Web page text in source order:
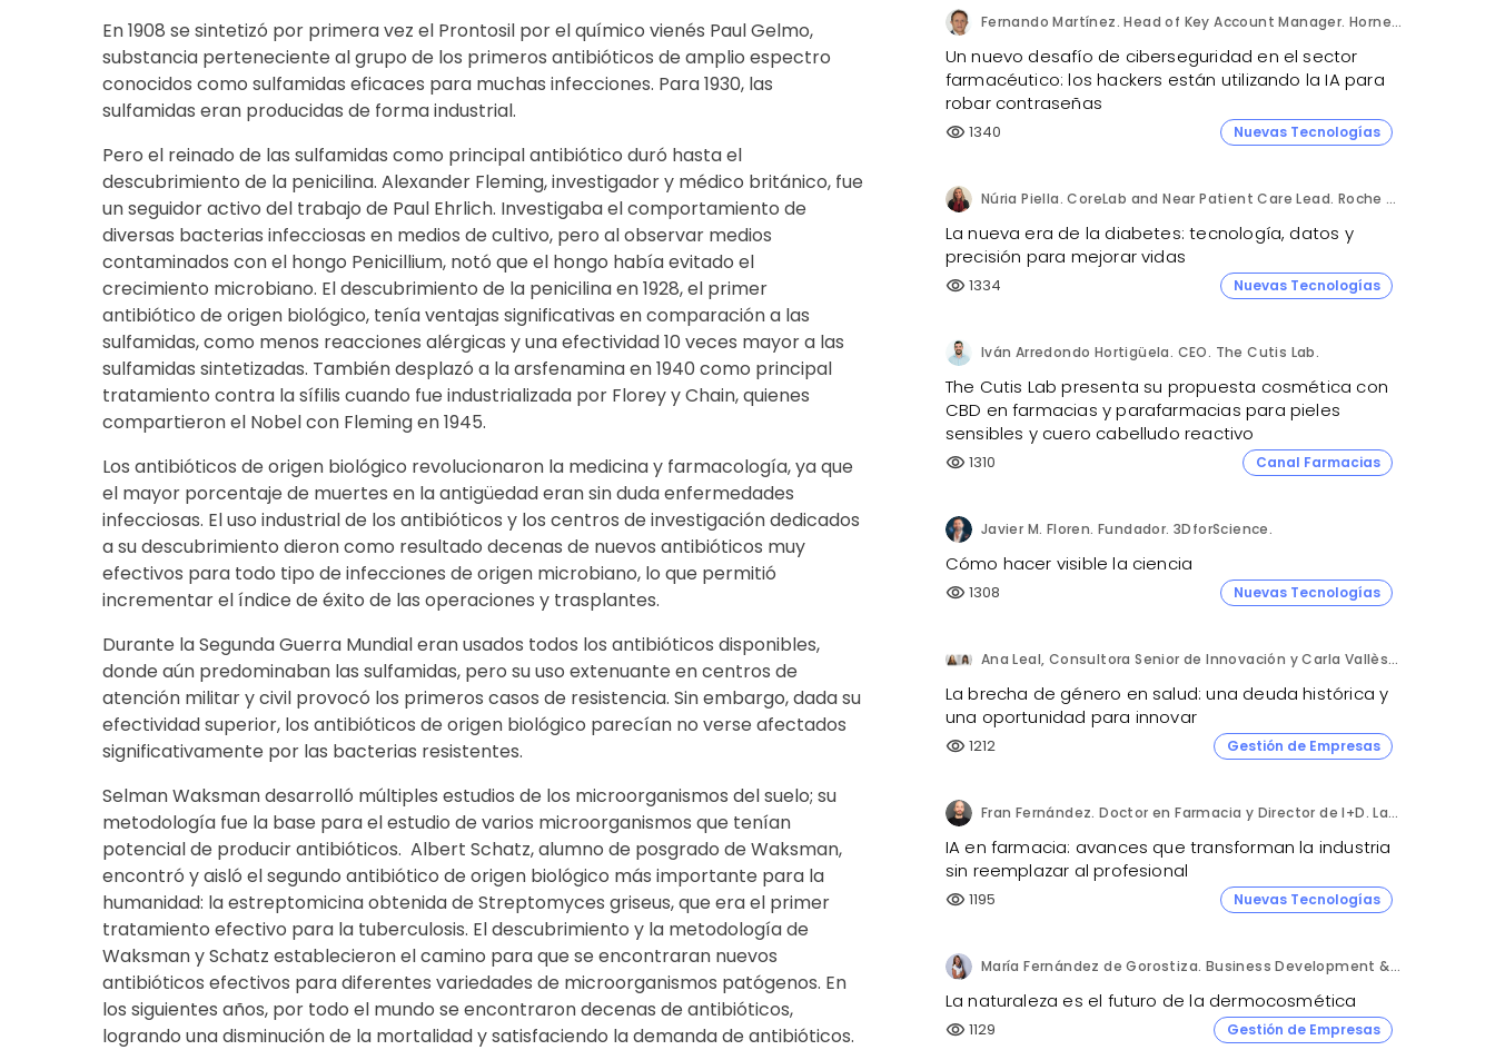
En 1908 se sintetizó por primera vez el Prontosil por el químico vienés Paul Gelmo,
substancia perteneciente al grupo de los primeros antibióticos de amplio espectro
conocidos como sulfamidas eficaces para muchas infecciones. Para 1930, las
sulfamidas eran producidas de forma industrial.
Pero el reinado de las sulfamidas como principal antibiótico duró hasta el
descubrimiento de la penicilina. Alexander Fleming, investigador y médico británico, fue
un seguidor activo del trabajo de Paul Ehrlich. Investigaba el comportamiento de
diversas bacterias infecciosas en medios de cultivo, pero al observar medios
contaminados con el hongo Penicillium, notó que el hongo había evitado el
crecimiento microbiano. El descubrimiento de la penicilina en 1928, el primer
antibiótico de origen biológico, tenía ventajas significativas en comparación a las
sulfamidas, como menos reacciones alérgicas y una efectividad 10 veces mayor a las
sulfamidas sintetizadas. También desplazó a la arsfenamina en 1940 como principal
tratamiento contra la sífilis cuando fue industrializada por Florey y Chain, quienes
compartieron el Nobel con Fleming en 1945.
Los antibióticos de origen biológico revolucionaron la medicina y farmacología, ya que
el mayor porcentaje de muertes en la antigüedad eran sin duda enfermedades
infecciosas. El uso industrial de los antibióticos y los centros de investigación dedicados
a su descubrimiento dieron como resultado decenas de nuevos antibióticos muy
efectivos para todo tipo de infecciones de origen microbiano, lo que permitió
incrementar el índice de éxito de las operaciones y trasplantes.
Durante la Segunda Guerra Mundial eran usados todos los antibióticos disponibles,
donde aún predominaban las sulfamidas, pero su uso extenuante en centros de
atención militar y civil provocó los primeros casos de resistencia. Sin embargo, dada su
efectividad superior, los antibióticos de origen biológico parecían no verse afectados
significativamente por las bacterias resistentes.
Selman Waksman desarrolló múltiples estudios de los microorganismos del suelo; su
metodología fue la base para el estudio de varios microorganismos que tenían
potencial de producir antibióticos. Albert Schatz, alumno de posgrado de Waksman,
encontró y aisló el segundo antibiótico de origen biológico más importante para la
humanidad: la estreptomicina obtenida de Streptomyces griseus, que era el primer
tratamiento efectivo para la tuberculosis. El descubrimiento y la metodología de
Waksman y Schatz establecieron el camino para que se encontraran nuevos
antibióticos efectivos para diferentes variedades de microorganismos patógenos. En
los siguientes años, por todo el mundo se encontraron decenas de antibióticos,
logrando una disminución de la mortalidad y satisfaciendo la demanda de antibióticos.
Fernando Martínez. Head of Key Account Manager. Hornetsecurity.
Un nuevo desafío de ciberseguridad en el sector
farmacéutico: los hackers están utilizando la IA para
robar contraseñas
visibility 1340 Nuevas Tecnologías
Núria Piella. CoreLab and Near Patient Care Lead. Roche Diagnostics España.
La nueva era de la diabetes: tecnología, datos y
precisión para mejorar vidas
visibility 1334 Nuevas Tecnologías
Iván Arredondo Hortigüela. CEO. The Cutis Lab.
The Cutis Lab presenta su propuesta cosmética con
CBD en farmacias y parafarmacias para pieles
sensibles y cuero cabelludo reactivo
visibility 1310 Canal Farmacias
Javier M. Floren. Fundador. 3DforScience.
Cómo hacer visible la ciencia
visibility 1308 Nuevas Tecnologías
Ana Leal, Consultora Senior de Innovación y Carla Vallès, Manager. ANIMA.
La brecha de género en salud: una deuda histórica y
una oportunidad para innovar
visibility 1212 Gestión de Empresas
Fran Fernández. Doctor en Farmacia y Director de I+D. Labiana
IA en farmacia: avances que transforman la industria
sin reemplazar al profesional
visibility 1195 Nuevas Tecnologías
María Fernández de Gorostiza. Business Development & Sustainable Transformation Director. L'Oréal Dermatological Beauty.
La naturaleza es el futuro de la dermocosmética
visibility 1129 Gestión de Empresas